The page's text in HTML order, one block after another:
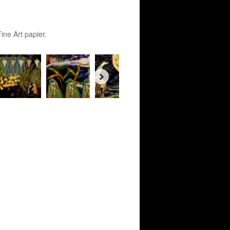
Art papier.